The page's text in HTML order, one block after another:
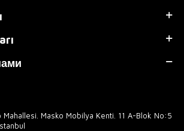
Masko Mobilya Kenti. 11 A-Blok No:5